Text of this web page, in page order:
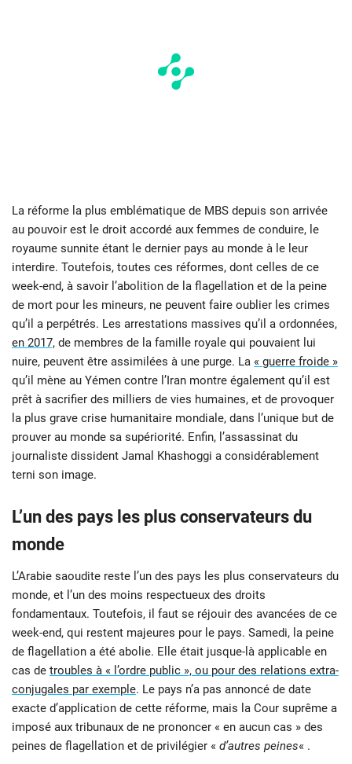
La réforme la plus emblématique de MBS depuis son arrivée
au pouvoir est le droit accordé aux femmes de conduire, le
royaume sunnite étant le dernier pays au monde à le leur
interdire. Toutefois, toutes ces réformes, dont celles de ce
week-end, à savoir l’abolition de la flagellation et de la peine
de mort pour les mineurs, ne peuvent faire oublier les crimes
qu’il a perpétrés. Les arrestations massives qu’il a ordonnées,
en 2017, de membres de la famille royale qui pouvaient lui
nuire, peuvent être assimilées à une purge. La « guerre froide »
qu’il mène au Yémen contre l’Iran montre également qu’il est
prêt à sacrifier des milliers de vies humaines, et de provoquer
la plus grave crise humanitaire mondiale, dans l’unique but de
prouver au monde sa supériorité. Enfin, l’assassinat du
journaliste dissident Jamal Khashoggi a considérablement
terni son image.
L’un des pays les plus conservateurs du
monde
L’Arabie saoudite reste l’un des pays les plus conservateurs du
monde, et l’un des moins respectueux des droits
fondamentaux. Toutefois, il faut se réjouir des avancées de ce
week-end, qui restent majeures pour le pays. Samedi, la peine
de flagellation a été abolie. Elle était jusque-là applicable en
cas de troubles à « l’ordre public », ou pour des relations extra-
conjugales par exemple. Le pays n’a pas annoncé de date
exacte d’application de cette réforme, mais la Cour suprême a
imposé aux tribunaux de ne prononcer « en aucun cas » des
peines de flagellation et de privilégier « d’autres peines« .